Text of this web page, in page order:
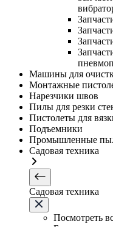
Машины для
Монтажные
Нарезчики швов
Пилы для резки
Пистолеты для
Подъемники
Промышленные
Садовая техника
Садовая техника
Посмотреть